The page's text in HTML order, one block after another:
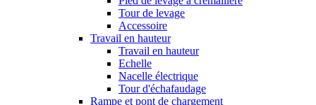
Tour de levage
Accessoire
Travail en hauteur
Travail en hauteur
Echelle
Nacelle électrique
Tour d'échafaudage
Rampe et pont de chargement